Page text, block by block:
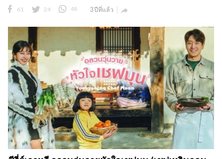
ซีรี่ย์เกาหลี อลวนวุ่นวายหัวใจเชฟมุน (เชฟเหวินจอม
ประหลาด) Yoobyeolna Chef Moon พากย์ไทย EP.1-
16 จบ
เรื่องย่อ : อลวนวุ่นวายหัวใจเชฟมุน (เชฟเหวินจอมประหลาด)
Yoobyeolna Chef Moon พากย์ไทย เรื่องราวชีวิตและความรัก